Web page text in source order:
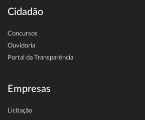
Cidadão
Concursos
Ouvidoria
Portal da Transparência
Empresas
Licitação